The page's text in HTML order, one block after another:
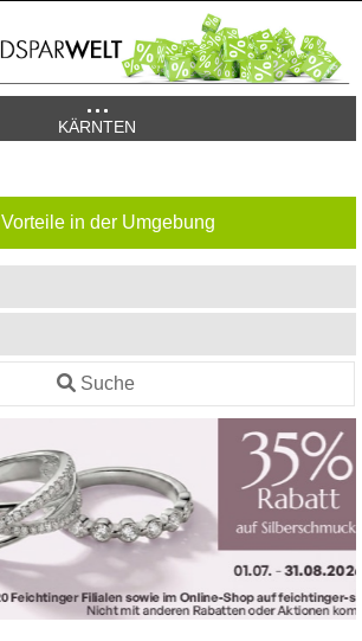
KÄRNTEN
Vorteile in der Umgebung
Suche